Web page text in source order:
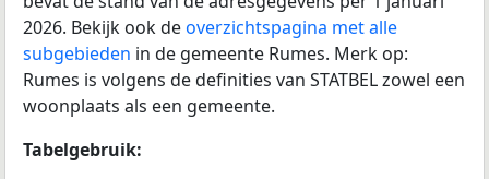
2026. Bekijk ook deoverzichtspagina met alle
subgebieden in de gemeente Rumes. Merk op:
Rumes is volgens de definities van STATBEL zowel een
woonplaats als een gemeente.
Tabelgebruik: